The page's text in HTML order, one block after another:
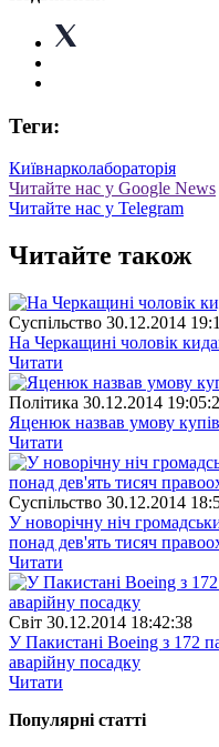
Теги:
Київнарколабораторія
Читайте нас у Google News
Читайте нас у Telegram
Читайте також
Суспiльство 30.12.2014
На Черкащині чоловік
Читати
Полiтика 30.12.2014
Яценюк назвав умову
Читати
Суспiльство 30.12.2014
У новорічну ніч
понад дев'ять тисяч
Читати
Свiт 30.12.2014 18:42:38
У Пакистані Boeing з 172
аварійну посадку
Читати
Популярнi статтi